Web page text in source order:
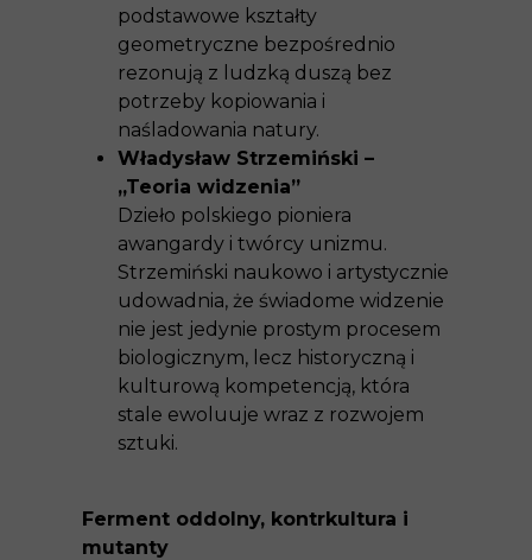
podstawowe kształty
geometryczne bezpośrednio
rezonują z ludzką duszą bez
potrzeby kopiowania i
naśladowania natury.
Władysław Strzemiński –
„Teoria widzenia”
Dzieło polskiego pioniera
awangardy i twórcy unizmu.
Strzemiński naukowo i artystycznie
udowadnia, że świadome widzenie
nie jest jedynie prostym procesem
biologicznym, lecz historyczną i
kulturową kompetencją, która
stale ewoluuje wraz z rozwojem
sztuki.
Ferment oddolny, kontrkultura i
mutanty